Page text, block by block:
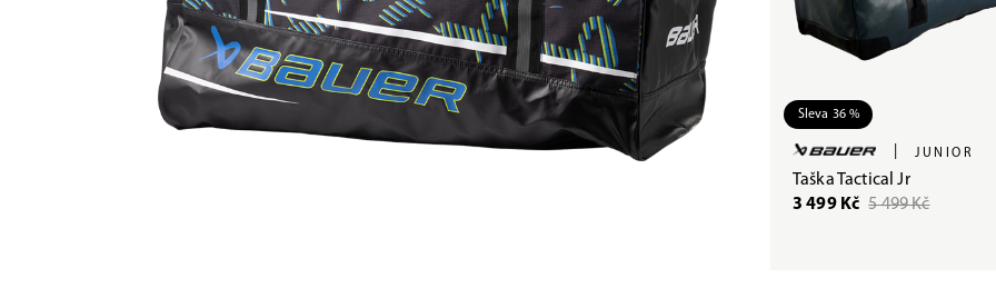
Sleva 36 %
JUNIOR
Taška Tactical Jr
3 499 Kč 5 499 Kč